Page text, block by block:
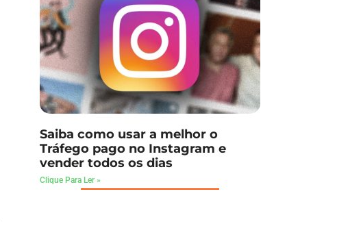
Saiba como usar a melhor o
Tráfego pago no Instagram e
vender todos os dias
Clique Para Ler »